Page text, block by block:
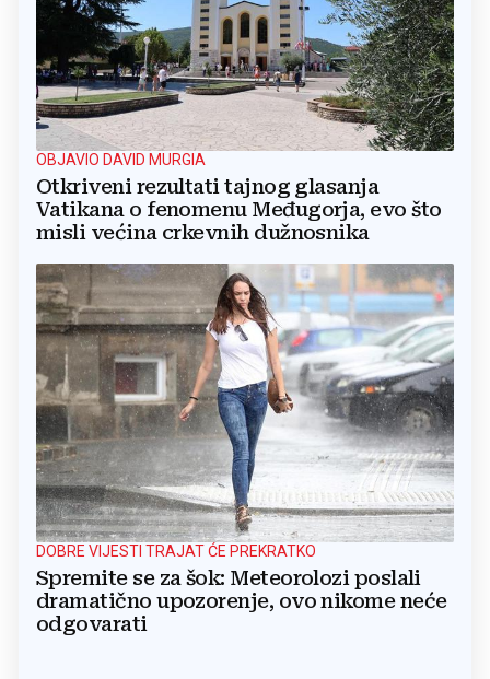
OBJAVIO DAVID MURGIA
Otkriveni rezultati tajnog glasanja
Vatikana o fenomenu Međugorja, evo što
misli većina crkevnih dužnosnika
DOBRE VIJESTI TRAJAT ĆE PREKRATKO
Spremite se za šok: Meteorolozi poslali
dramatično upozorenje, ovo nikome neće
odgovarati